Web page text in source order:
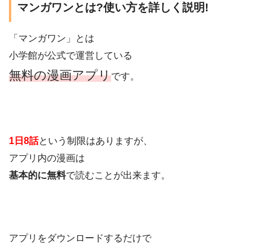
マンガワンとは?使い方を詳しく説明!
「マンガワン」とは
小学館が公式で運営している
無料の漫画アプリです。
1日8話という制限はありますが、
アプリ内の漫画は
基本的に無料で読むことが出来ます。
アプリをダウンロードするだけで